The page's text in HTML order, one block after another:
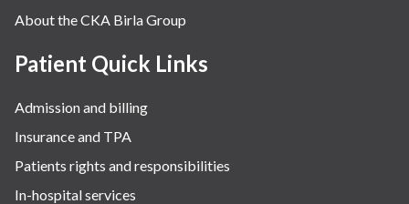
About the CKA Birla Group
Patient Quick Links
Admission and billing
Insurance and TPA
Patients rights and responsibilities
In-hospital services